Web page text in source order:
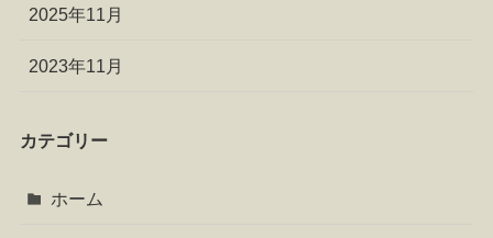
2025年11月
2023年11月
カテゴリー
ホーム